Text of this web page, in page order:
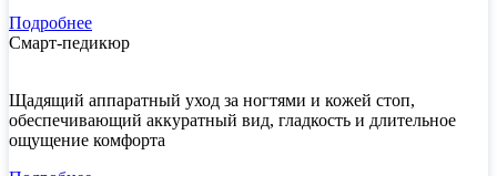
Подробнее
Смарт-педикюр
Щадящий аппаратный уход за ногтями и кожей стоп,
обеспечивающий аккуратный вид, гладкость и длительное
ощущение комфорта